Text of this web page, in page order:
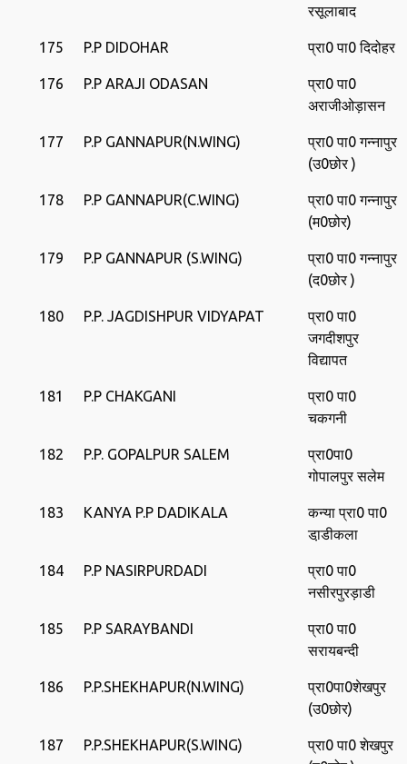
रसूलाबाद
175 P.P DIDOHAR प्रा0 पा0 दिदोहर
176 P.P ARAJI ODASAN
प्रा0 पा0
अराजीओड़ासन
177 P.P GANNAPUR(N.WING)
प्रा0 पा0 गन्‍नापुर
(उ0छोर )
178 P.P GANNAPUR(C.WING)
प्रा0 पा0 गन्‍नापुर
(म0छोर)
179 P.P GANNAPUR (S.WING)
प्रा0 पा0 गन्‍नापुर
(द0छोर )
180 P.P. JAGDISHPUR VIDYAPAT
प्रा0 पा0
जगदीशपुर
विद्यापत
181 P.P CHAKGANI
प्रा0 पा0
चकगनी
182 P.P. GOPALPUR SALEM
प्रा0पा0
गोपालपुर सलेम
183 KANYA P.P DADIKALA
कन्‍या प्रा0 पा0
डा़डीकला
184 P.P NASIRPURDADI
प्रा0 पा0
नसीरपुरड़ाडी
185 P.P SARAYBANDI
प्रा0 पा0
सरायबन्‍दी
186 P.P.SHEKHAPUR(N.WING)
प्रा0पा0शेखपुर
(उ0छोर)
187 P.P.SHEKHAPUR(S.WING)
प्रा0 पा0 शेखपुर